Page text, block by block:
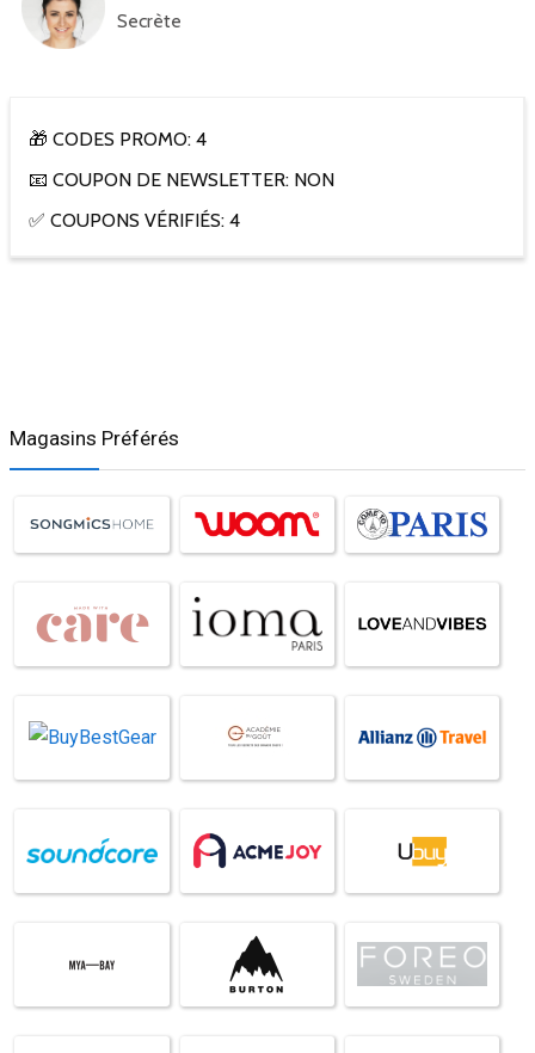
Secrète
🎁 CODES PROMO: 4
📧 COUPON DE NEWSLETTER: NON
✅ COUPONS VÉRIFIÉS: 4
Magasins Préférés